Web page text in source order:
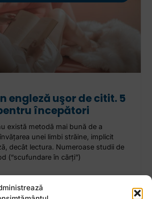
engleză uşor de citit. 5
începători
există metodă mai bună de a
unei limbi străine, implicit
decât lectura. Numeroase studii de
(“scufundare în cărţi”)
Niciun comentariu